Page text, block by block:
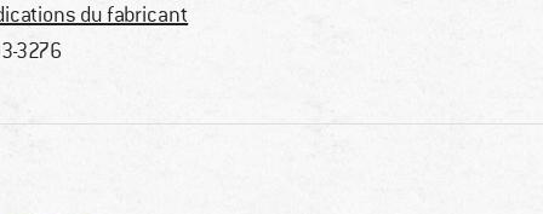
du fabricant
3276